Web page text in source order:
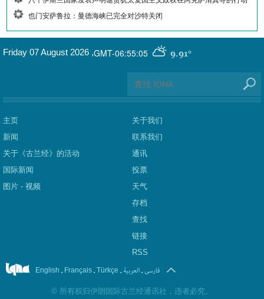
也门安萨鲁拉：曼德海峡已完全对沙特关闭
GMT-06:55:05 9.91°
Friday 07 August 2026 ,
主页
新闻
关于《古兰经》的活动
国际新闻
图片 - 视频
关于我们
联系我们
通讯
投票
天气
存档
查找
链接
RSS
English . Français .Türkçe .العربیة.فارسی
© 所有权归伊朗国际古兰经通讯社，违者必究。